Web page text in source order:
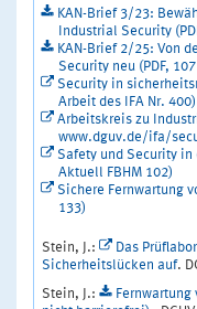
KAN-Brief 3/23:
Industrial Security
KAN-Brief 2/25: Von
Security neu (PDF,
Security in
Arbeit des IFA Nr. 400)
Arbeitskreis zu
www.dguv.de/ifa/
Safety und Security
Aktuell FBHM 102)
Sichere Fernwartung
133)
Stein, J.:
Das
Sicherheitslücken auf.
Stein, J.:
Fernwartung